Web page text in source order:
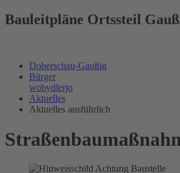
Bauleitpläne Ortssteil
Doberschau-Gaußig
Bürger
wobydlerjo
Aktuelles
Aktuelles ausführlich